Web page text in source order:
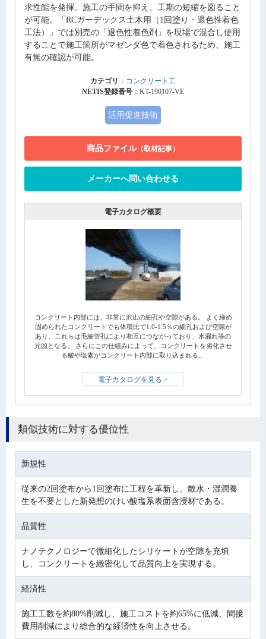
求性能を発揮。施工の手間を抑え、工期の短縮を図ること
が可能。「RCガーデックス土木用（1回塗り・退色性着色
工法）」では別売の「退色性着色剤」を現場で混合し使用
することで施工箇所がマゼンダ色で着色されるため、施工
有無の確認が可能。
カテゴリ ： コンクリート工
NETIS登録番号 ：KT-190107-VE
活用促進技術
商品ファイル（取材記事）
メーカーへ問い合わせる
電子カタログ概要
コンクリート内部には、非常に沢山の細孔や空隙がある。 よく締め
固められたコンクリートでも体積比で1.0‐1.5％の細孔および空隙が
あり、これらは毛細管孔により相互につながっており、水漏れ等の
元凶となる。 さらにこの仕組みによって、コンクリートを劣化させ
る酸や塩素がコンクリート内部に取り込まれる。
電子カタログを見る >
類似技術に対する優位性
新規性
従来の2回塗布から1回塗布に工程を革新し、散水・湿潤養
生を不要とした新発想のけい酸塩系表面含浸材である。
品質性
ナノテクノロジーで微細化したシリケートが空隙を充填
し、コンクリートを緻密化して品質向上を実現する。
経済性
施工工数を約80%削減し、施工コストを約65%に低減、間接
費用削減により総合的な経済性を向上させる。